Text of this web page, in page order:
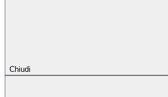
Chiudi